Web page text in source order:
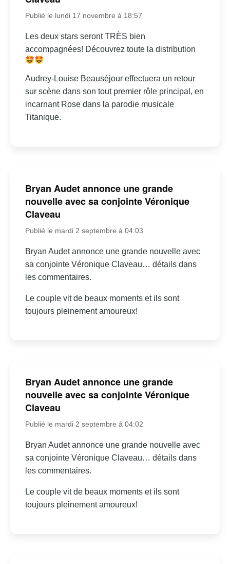
Publié le lundi 17 novembre à 18:57
Les deux stars seront TRÈS bien
accompagnées! Découvrez toute la distribution
Audrey-Louise Beauséjour effectuera un retour
sur scène dans son tout premier rôle principal, en
incarnant Rose dans la parodie musicale
Titanique.
Bryan Audet annonce une grande
nouvelle avec sa conjointe Véronique
Claveau
Publié le mardi 2 septembre à 04:03
Bryan Audet annonce une grande nouvelle avec
sa conjointe Véronique Claveau… détails dans
les commentaires.
Le couple vit de beaux moments et ils sont
toujours pleinement amoureux!
Bryan Audet annonce une grande
nouvelle avec sa conjointe Véronique
Claveau
Publié le mardi 2 septembre à 04:02
Bryan Audet annonce une grande nouvelle avec
sa conjointe Véronique Claveau… détails dans
les commentaires.
Le couple vit de beaux moments et ils sont
toujours pleinement amoureux!